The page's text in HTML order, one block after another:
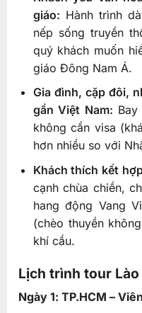
giáo: Hành trình
nếp sống truyền
quý khách muốn
giáo Đông Nam Á.
Gia đình, cặp đôi,
gần Việt Nam:
không cần visa
hơn nhiều so với
Khách thích kết
cạnh chùa chiền,
hang động Vang
(chèo thuyền
khí cầu.
Lịch trình tour
Ngày 1: TP.HCM –